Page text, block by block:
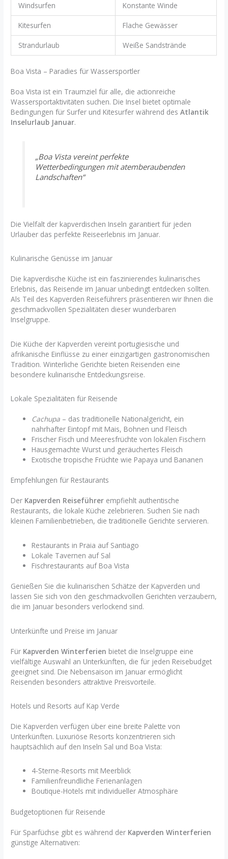
Windsurfen Konstante Winde
Kitesurfen Flache Gewässer
Strandurlaub Weiße Sandstrände
Boa Vista – Paradies für Wassersportler
Boa Vista ist ein Traumziel für alle, die actionreiche
Wassersportaktivitäten suchen. Die Insel bietet optimale
Bedingungen für Surfer und Kitesurfer während desAtlantik
Inselurlaub Januar.
„Boa Vista vereint perfekte
Wetterbedingungen mit atemberaubenden
Landschaften“
Die Vielfalt der kapverdischen Inseln garantiert für jeden
Urlauber das perfekte Reiseerlebnis im Januar.
Kulinarische Genüsse im Januar
Die kapverdische Küche ist ein faszinierendes kulinarisches
Erlebnis, das Reisende im Januar unbedingt entdecken sollten.
Als Teil des Kapverden Reiseführers präsentieren wir Ihnen die
geschmackvollen Spezialitäten dieser wunderbaren
Inselgruppe.
Die Küche der Kapverden vereint portugiesische und
afrikanische Einflüsse zu einer einzigartigen gastronomischen
Tradition. Winterliche Gerichte bieten Reisenden eine
besondere kulinarische Entdeckungsreise.
Lokale Spezialitäten für Reisende
Cachupa – das traditionelle Nationalgericht, ein
nahrhafter Eintopf mit Mais, Bohnen und Fleisch
Frischer Fisch und Meeresfrüchte von lokalen Fischern
Hausgemachte Wurst und geräuchertes Fleisch
Exotische tropische Früchte wie Papaya und Bananen
Empfehlungen für Restaurants
Der Kapverden Reiseführer empfiehlt authentische
Restaurants, die lokale Küche zelebrieren. Suchen Sie nach
kleinen Familienbetrieben, die traditionelle Gerichte servieren.
Restaurants in Praia auf Santiago
Lokale Tavernen auf Sal
Fischrestaurants auf Boa Vista
Genießen Sie die kulinarischen Schätze der Kapverden und
lassen Sie sich von den geschmackvollen Gerichten verzaubern,
die im Januar besonders verlockend sind.
Unterkünfte und Preise im Januar
Für Kapverden Winterferien bietet die Inselgruppe eine
vielfältige Auswahl an Unterkünften, die für jeden Reisebudget
geeignet sind. Die Nebensaison im Januar ermöglicht
Reisenden besonders attraktive Preisvorteile.
Hotels und Resorts auf Kap Verde
Die Kapverden verfügen über eine breite Palette von
Unterkünften. Luxuriöse Resorts konzentrieren sich
hauptsächlich auf den Inseln Sal und Boa Vista:
4-Sterne-Resorts mit Meerblick
Familienfreundliche Ferienanlagen
Boutique-Hotels mit individueller Atmosphäre
Budgetoptionen für Reisende
Für Sparfüchse gibt es während der Kapverden Winterferien
günstige Alternativen: